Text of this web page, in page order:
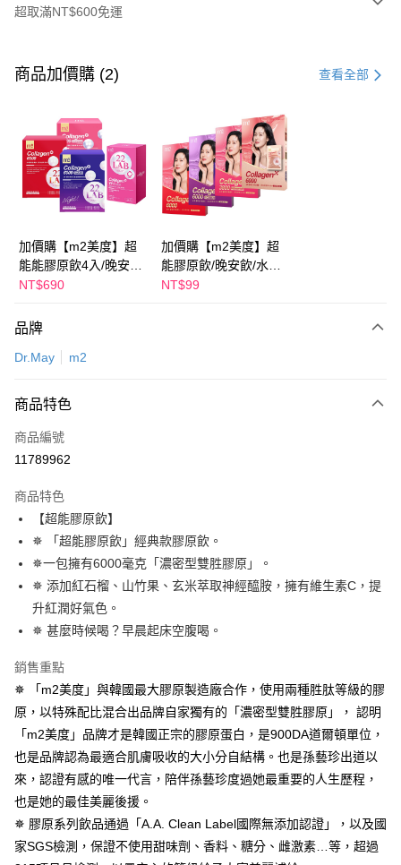
超取滿NT$600免運
信用卡一次付款
LINE Pay
Apple Pay
街口支付
悠遊付
Google Pay
AFTEE先享後付
相關說明
AFTEE先享後付是「在收到商品之後才付款」的支付方式。 讓您購物簡單
便利好安心！
２．便利：只要手機號碼，簡訊認證，即可結帳。
３．安心：先確認商品／服務後，再付款。
【「AFTEE先享後付」結帳流程】
結帳頁面，進行簡訊認證並確認金額後，即可完成結帳。
２．訂單成立數日內，您將收到繳費通知簡訊。
３．收到繳費通知簡訊後14天內，點擊此簡訊中的連結，可透過四大超商／
ATM／網路銀行／等多元方式進行付款，方視為交易完成。
※ 請注意：結帳手續完成當下不需立刻繳費，但若您需要取消訂單，請聯絡
購買商品的店家。未經商家同意取消之訂單仍視為有效，需透過AFTEE先享
※ 交易是否成功請以「AFTEE先享後付 」之結帳頁面顯示為準，若有關於
客戶支援中心」
１．透過由恩沛科技股份有限公司提供之「AFTEE先享後付」服務完成之交
易，需依本服務之必要範圍內提供個人資料，並將交易相關給付款項請求債
權轉讓予恩沛科技股份有限公司。
２．關於個人資料處理事宜，請瀏覽以下網址：
https://aftee.tw/terms/#terms3
３．未成年的使用者請事先徵得法定代理人或監護人之同意方可使用
任。
４．使用「AFTEE先享後付」時，將依據個別帳號之用戶狀況，依本公司即
時審查核予不同之上限額度；若仍有額度不足之情形，本公司將視審查結果
運送方式
全家付款取貨
每筆NT$100，滿NT$600(含以上)免運費
付款後全家取貨
每筆NT$100，滿NT$600(含以上)免運費
萊爾富取貨付款
每筆NT$100，滿NT$600(含以上)免運費
付款後萊爾富取貨
每筆NT$100，滿NT$600(含以上)免運費
7-11付款取貨
每筆NT$100，滿NT$600(含以上)免運費
付款後7-11取貨
每筆NT$100，滿NT$600(含以上)免運費
宅配
每筆NT$100，滿NT$600(含以上)免運費
商品加價購 (2) 查看全部
加價購【m2美度】超
能能膠原飲4入/晚安飲
4入/水光飲4入/新生飲
盒)
NT$690
加價購【m2美度】超
能膠原飲/晚安飲/水光
飲/新生飲-孫藝珍推薦
NT$99
品牌
Dr.May m2
商品特色
商品編號
11789962
商品特色
【超能膠原飲】
✵ 「超能膠原飲」經典款膠原飲。
✵一包擁有6000毫克「濃密型雙胜膠原」。
✵ 添加紅石榴、山竹果、玄米萃取神經醯胺，擁有維生素C，提
升紅潤好氣色。
✵ 甚麼時候喝？早晨起床空腹喝。
銷售重點
✵ 「m2美度」與韓國最大膠原製造廠合作，使用兩種胜肽等級的膠
原，以特殊配比混合出品牌自家獨有的「濃密型雙胜膠原」， 認明
「m2美度」品牌才是韓國正宗的膠原蛋白，是900DA道爾頓單位，
也是品牌認為最適合肌膚吸收的大小分自結構。也是孫藝珍出道以
來，認證有感的唯一代言，陪伴孫藝珍度過她最重要的人生歷程，
也是她的最佳美麗後援。
✵ 膠原系列飲品通過「A.A. Clean Label國際無添加認證」，以及國
家SGS檢測，保證不使用甜味劑、香料、糖分、雌激素…等，超過